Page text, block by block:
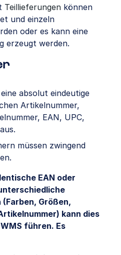
Teillieferungen können
und einzeln
oder es kann eine
erzeugt werden.
absolut eindeutige
Artikelnummer,
EAN, UPC,
müssen zwingend
EAN oder
Größen,
kann dies
führen. Es